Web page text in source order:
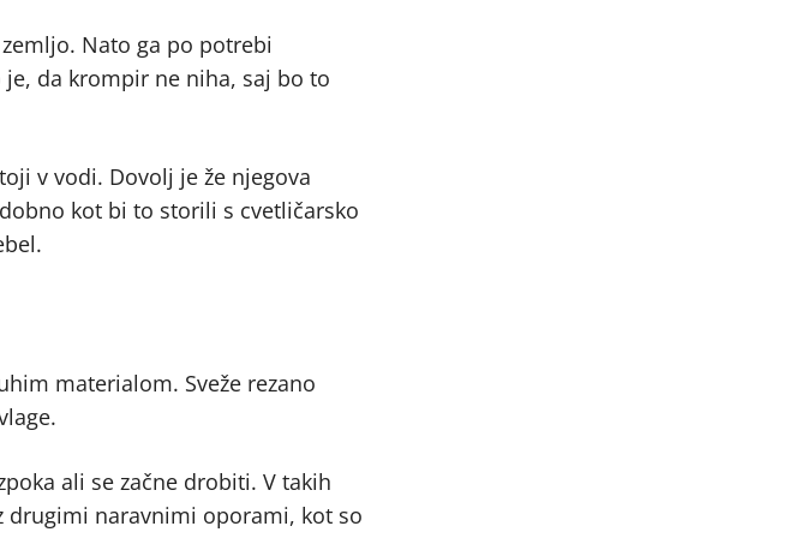
Nato ga po potrebi
da krompir ne niha, saj bo to
v vodi. Dovolj je že njegova
kot bi to storili s cvetličarsko
materialom. Sveže rezano
ali se začne drobiti. V takih
naravnimi oporami, kot so